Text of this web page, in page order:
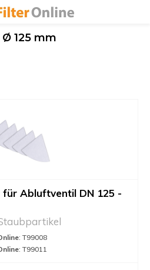
125 mm
Abluftventil DN 125 -
: T99008
: T99011